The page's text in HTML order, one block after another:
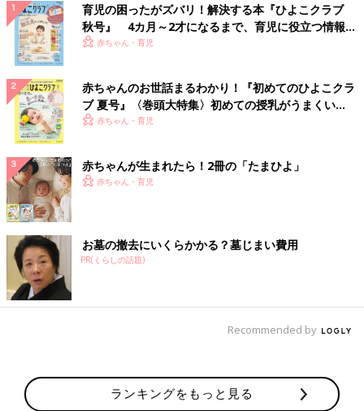
育児の困ったがズバリ！解決する本『ひよこクラブ
秋号』 4カ月～2才になるまで、育児に役立つ情報が
いっぱい！
赤ちゃん・育児
赤ちゃんのお世話まるわかり！『初めてのひよこクラ
ブ 夏号』〈巻頭大特集〉初めての授乳がうまくい
く！ おっぱい・ミルクの基本と夏のトラブル 解決テ
赤ちゃん・育児
赤ちゃんが生まれたら！2冊の「たまひよ」
赤ちゃん・育児
お墓の撤去にいくらかかる？墓じまい費用
PR(くらしの話題)
Recommended by
ランキングをもっと見る